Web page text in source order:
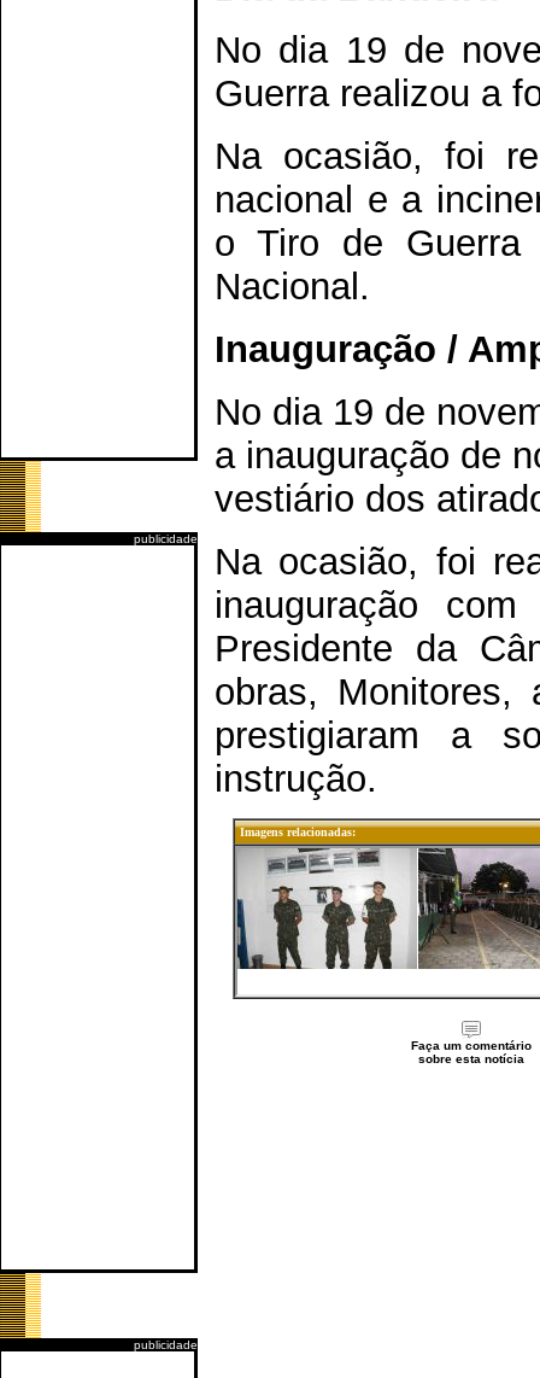
publicidade
publicidade
No dia 19 de
Guerra realizou a
Na ocasião, foi
nacional e a
o Tiro de Guerra
Nacional.
Inauguração /
No dia 19 de
a inauguração de
vestiário dos
Na ocasião, foi
inauguração
Presidente da
obras, Monitores,
prestigiaram a
instrução.
Imagens relacionadas:
Faça um comentário
sobre esta notícia